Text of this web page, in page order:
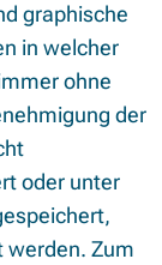
graphische
in welcher
ohne
der
oder unter
werden. Zum